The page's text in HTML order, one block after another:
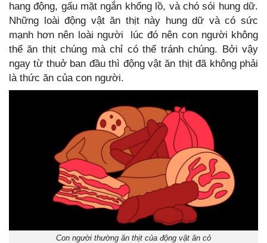
hang động, gấu mặt ngắn khổng lồ, và chó sói hung dữ.
Những loài động vật ăn thịt này hung dữ và có sức
mạnh hơn nên loài người lúc đó nên con người không
thể ăn thịt chúng mà chỉ có thể tránh chúng. Bởi vậy
ngay từ thuở ban đầu thì động vật ăn thịt đã không phải
là thức ăn của con người.
Con người thường ăn thịt của động vật ăn cỏ